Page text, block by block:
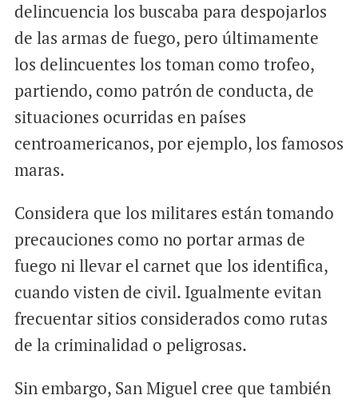
delincuencia los buscaba para despojarlos
de las armas de fuego, pero últimamente
los delincuentes los toman como trofeo,
partiendo, como patrón de conducta, de
situaciones ocurridas en países
centroamericanos, por ejemplo, los famosos
maras.
Considera que los militares están tomando
precauciones como no portar armas de
fuego ni llevar el carnet que los identifica,
cuando visten de civil. Igualmente evitan
frecuentar sitios considerados como rutas
de la criminalidad o peligrosas.
Sin embargo, San Miguel cree que también